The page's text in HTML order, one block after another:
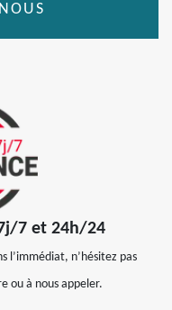
7j/7 et 24h/24
l’immédiat, n’hésitez pas
ou à nous appeler.